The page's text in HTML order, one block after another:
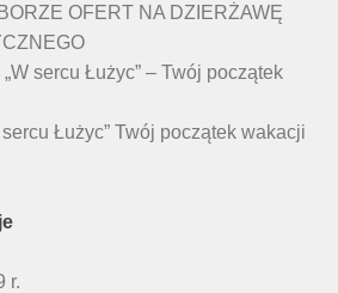
OFERT NA DZIERŻAWĘ
sercu Łużyc” – Twój początek
Łużyc” Twój początek wakacji
r.